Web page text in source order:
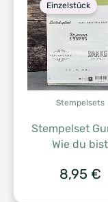
Einzelstück
Stempelsets
Stempelset
Wie du bist
8,95 €